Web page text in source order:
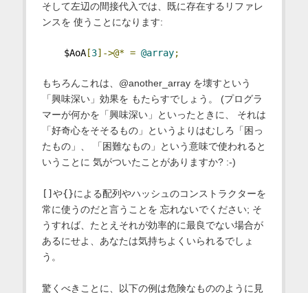
そして左辺の間接代入では、既に存在するリファレ
ンスを 使うことになります:
$AoA[3]->@* = @array;
もちろんこれは、@another_array を壊すという
「興味深い」効果を もたらすでしょう。 (プログラ
マーが何かを「興味深い」といったときに、 それは
「好奇心をそそるもの」というよりはむしろ「困っ
たもの」、 「困難なもの」という意味で使われると
いうことに 気がついたことがありますか? :-)
[] や{}による配列やハッシュのコンストラクターを
常に使うのだと言うことを 忘れないでください; そ
うすれば、たとえそれが効率的に最良でない場合が
あるにせよ、あなたは気持ちよくいられるでしょ
う。
驚くべきことに、以下の例は危険なもののように見